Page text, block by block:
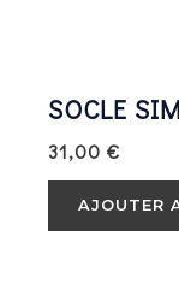
SOCLE
31,00 €
AJOUTER